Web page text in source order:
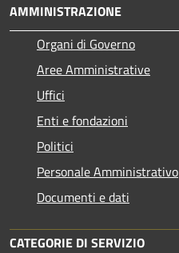
AMMINISTRAZIONE
Organi di Governo
Aree Amministrative
Uffici
Enti e fondazioni
Politici
Personale Amministrativo
Documenti e dati
CATEGORIE DI SERVIZIO